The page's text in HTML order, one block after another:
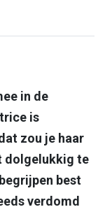
in de
is
zou je haar
dolgelukkig te
best
verdomd